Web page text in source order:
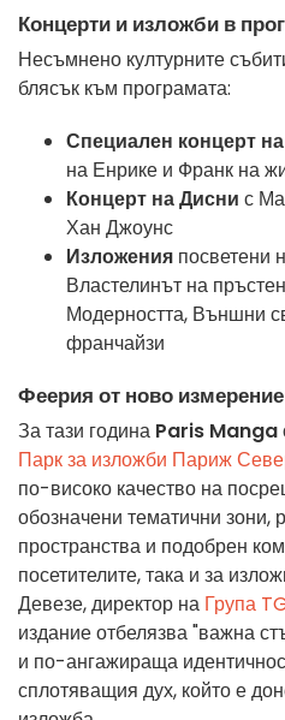
Концерти и изложби в
Несъмнено културните
блясък към програмата:
Специален концерт
на Енрике и Франк на
Концерт на Дисни с
Хан Джоунс
Изложения посветени
Властелинът на
Модерността, Външни
франчайзи
Феерия от ново
За тази година Paris Manga
Парк за изложби Париж
по-високо качество на
обозначени тематични
пространства и подобрен
посетителите, така и за
Девезе, директор на Група
издание отбелязва "важна
и по-ангажираща
сплотяващия дух, който е